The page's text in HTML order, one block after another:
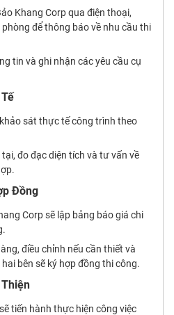
Khang Corp qua điện thoại,
để thông báo về nhu cầu thi
tin và ghi nhận các yêu cầu cụ
sát thực tế công trình theo
đo đạc diện tích và tư vấn về
Đồng
Corp sẽ lập bảng báo giá chi
điều chỉnh nếu cần thiết và
bên sẽ ký hợp đồng thi công.
tiến hành thực hiện công việc